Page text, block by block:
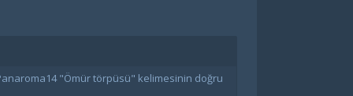
"Ömür törpüsü" kelimesinin doğru